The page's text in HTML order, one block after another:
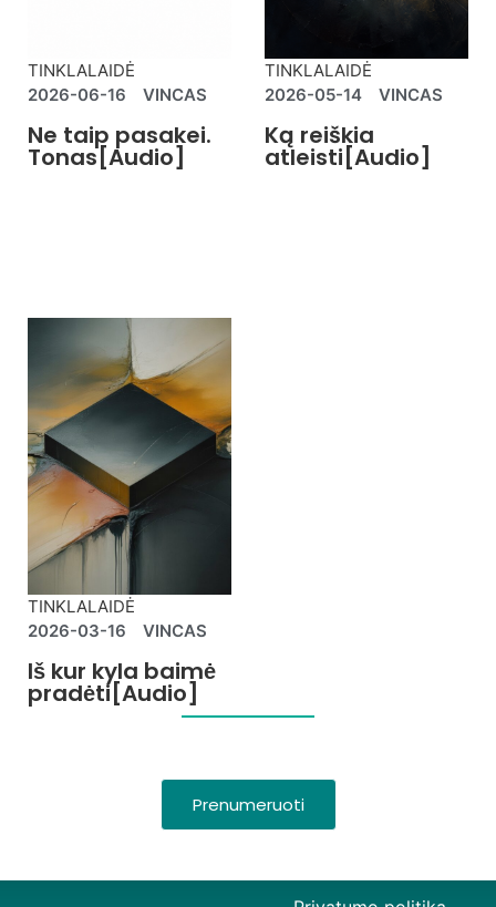
TINKLALAIDĖ
2026-06-16
VINCAS
Ne taip pasakei.
Tonas[Audio]
TINKLALAIDĖ
2026-05-14
VINCAS
Ką reiškia
atleisti[Audio]
TINKLALAIDĖ
2026-03-16
VINCAS
Iš kur kyla baimė
pradėti[Audio]
Prenumeruoti